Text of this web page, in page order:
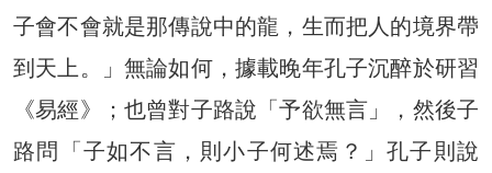
子會不會就是那傳說中的龍，生而把人的境界帶
到天上。」無論如何，據載晚年孔子沉醉於研習
《易經》；也曾對子路說「予欲無言」，然後子
路問「子如不言，則小子何述焉？」孔子則說